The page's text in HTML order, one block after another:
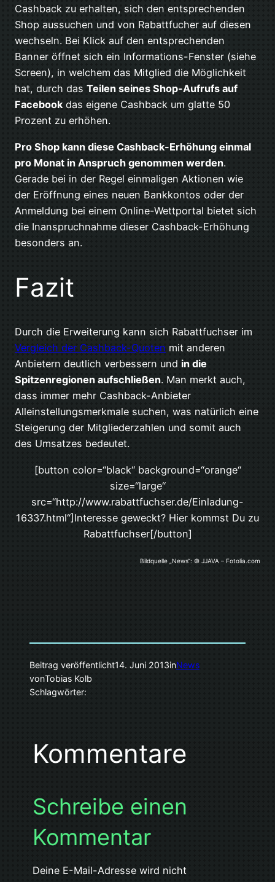
Cashback zu erhalten, sich den entsprechenden
Shop aussuchen und von Rabattfucher auf diesen
wechseln. Bei Klick auf den entsprechenden
Banner öffnet sich ein Informations-Fenster (siehe
Screen), in welchem das Mitglied die Möglichkeit
hat, durch das Teilen seines Shop-Aufrufs auf
Facebookdas eigene Cashback um glatte 50
Prozent zu erhöhen.
Pro Shop kann diese Cashback-Erhöhung einmal
pro Monat in Anspruch genommen werden.
Gerade bei in der Regel einmaligen Aktionen wie
der Eröffnung eines neuen Bankkontos oder der
Anmeldung bei einem Online-Wettportal bietet sich
die Inanspruchnahme dieser Cashback-Erhöhung
besonders an.
Fazit
Durch die Erweiterung kann sich Rabattfuchser im
Vergleich der Cashback-Quoten mit anderen
Anbietern deutlich verbessern und in die
Spitzenregionen aufschließen. Man merkt auch,
dass immer mehr Cashback-Anbieter
Alleinstellungsmerkmale suchen, was natürlich eine
Steigerung der Mitgliederzahlen und somit auch
des Umsatzes bedeutet.
[button color=“black“ background=“orange“
size=“large“
src=“http://www.rabattfuchser.de/Einladung-
16337.html“]Interesse geweckt? Hier kommst Du zu
Rabattfuchser[/button]
Bildquelle „News“: © JJAVA – Fotolia.com
Beitrag veröffentlicht14. Juni 2013inNews
vonTobias Kolb
Schlagwörter:
Kommentare
Schreibe einen
Kommentar
Deine E-Mail-Adresse wird nicht